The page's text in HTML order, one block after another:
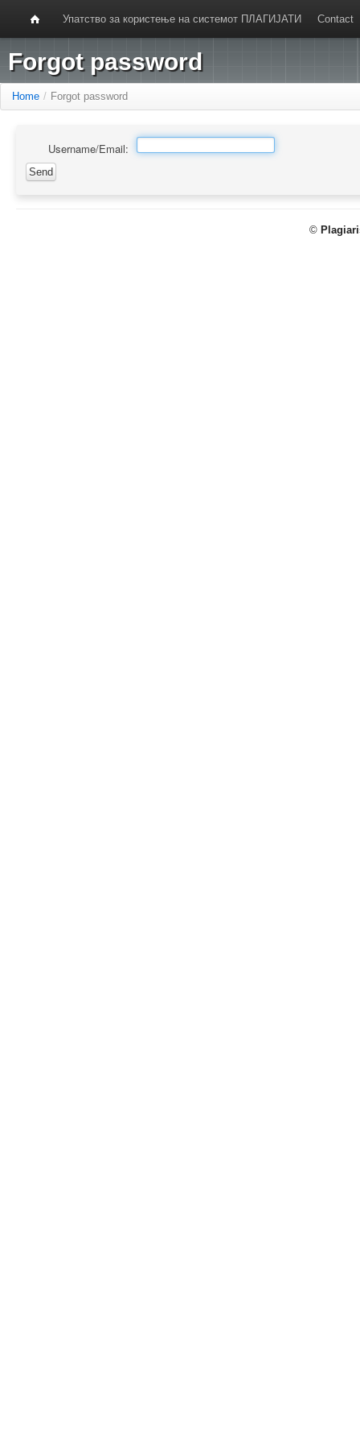
Упатство за користење на системот ПЛАГИЈАТИ Contact
Forgot password
Home / Forgot password
Username/Email:
©